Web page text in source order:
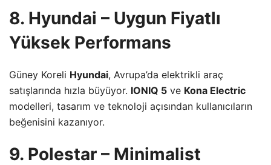
8. Hyundai – Uygun Fiyatlı
Yüksek Performans
Güney Koreli Hyundai, Avrupa’da elektrikli araç
satışlarında hızla büyüyor. IONIQ 5 ve Kona Electric
modelleri, tasarım ve teknoloji açısından kullanıcıların
beğenisini kazanıyor.
9. Polestar – Minimalist